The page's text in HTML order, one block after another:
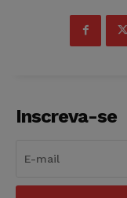
Inscreva-se